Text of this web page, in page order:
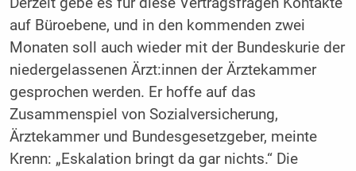
auf Büroebene, und in den kommenden zwei
Monaten soll auch wieder mit der Bundeskurie der
niedergelassenen Ärzt:innen der Ärztekammer
gesprochen werden. Er hoffe auf das
Zusammenspiel von Sozialversicherung,
Ärztekammer und Bundesgesetzgeber, meinte
Krenn: „Eskalation bringt da gar nichts.“ Die